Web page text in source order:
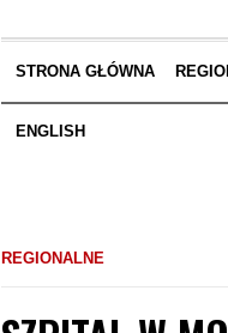
STRONA GŁÓWNA
ENGLISH
REGIONALNE